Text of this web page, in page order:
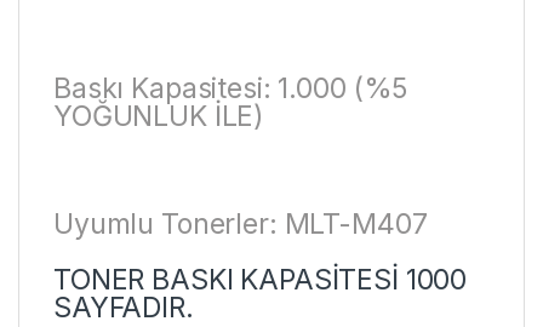
Baskı Kapasitesi: 1.000 (%5
YOĞUNLUK İLE)
Uyumlu Tonerler: MLT-M407
TONER BASKI KAPASİTESİ 1000
SAYFADIR.